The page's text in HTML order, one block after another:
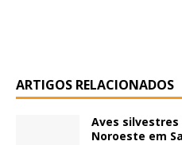
ARTIGOS RELACIONADOS
Aves silvestres
Noroeste em